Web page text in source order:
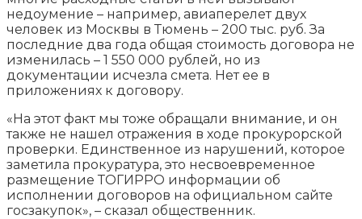
недоумение – например, авиаперелет двух
человек из Москвы в Тюмень – 200 тыс. руб. За
последние два года общая стоимость договора не
изменилась – 1 550 000 рублей, но из
документации исчезла смета. Нет ее в
приложениях к договору.
«На этот факт мы тоже обращали внимание, и он
также не нашел отражения в ходе прокурорской
проверки. Единственное из нарушений, которое
заметила прокуратура, это несвоевременное
размещение ТОГИРРО информации об
исполнении договоров на официальном сайте
госзакупок», – сказал общественник.